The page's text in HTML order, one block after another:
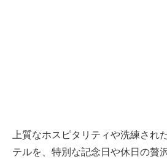
上質なホスピタリティや洗練され
テルを、特別な記念日や休日の贅